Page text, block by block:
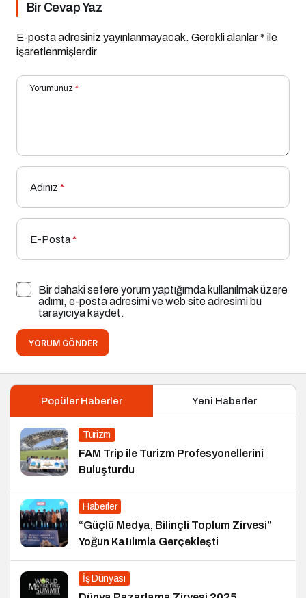
Bir Cevap Yaz
E-posta adresiniz yayınlanmayacak. Gerekli alanlar* ile
işaretlenmişlerdir
Yorumunuz *
Adınız *
E-Posta*
Bir dahaki sefere yorum yaptığımda kullanılmak üzere
adımı, e-posta adresimi ve web site adresimi bu
tarayıcıya kaydet.
YORUM GÖNDER
Popüler Haberler Yeni Haberler
Turizm
FAM Trip ile Turizm Profesyonellerini
Buluşturdu
Haberler
“Güçlü Medya, Bilinçli Toplum Zirvesi”
Yoğun Katılımla Gerçekleşti
İş Dünyası